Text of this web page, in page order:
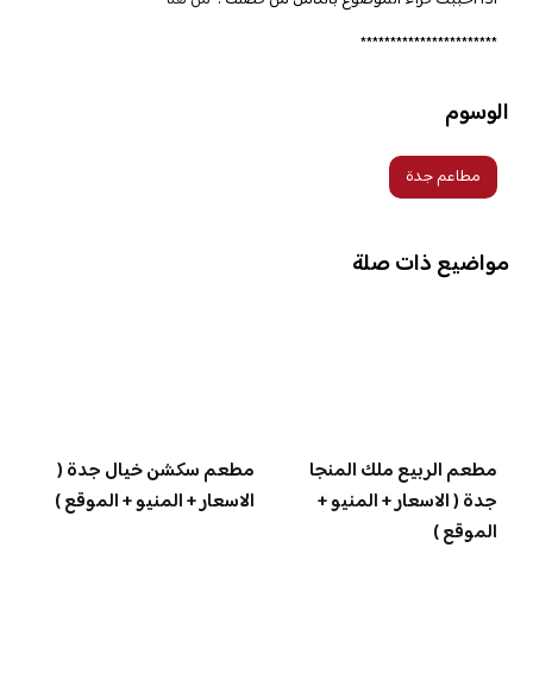
***********************
الوسوم
مطاعم جدة
مواضيع ذات صلة
مطعم الربيع ملك المنجا
جدة ( الاسعار + المنيو +
الموقع )
مطعم سكشن خيال جدة (
الاسعار + المنيو + الموقع )